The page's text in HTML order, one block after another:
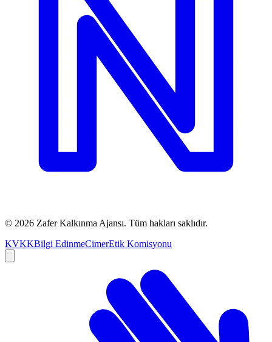
© 2026 Zafer Kalkınma Ajansı. Tüm hakları saklıdır.
KVKKBilgi EdinmeCimerEtik Komisyonu